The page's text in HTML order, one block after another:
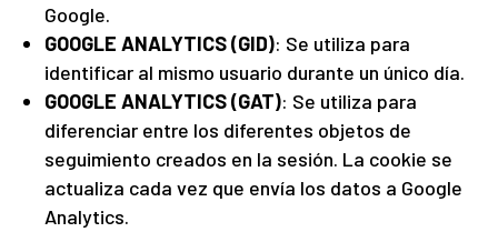
Google.
GOOGLE ANALYTICS (GID): Se utiliza para
identificar al mismo usuario durante un único día.
GOOGLE ANALYTICS (GAT): Se utiliza para
diferenciar entre los diferentes objetos de
seguimiento creados en la sesión. La cookie se
actualiza cada vez que envía los datos a Google
Analytics.